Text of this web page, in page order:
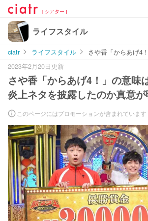
[ シアター ]
ライフスタイル
ciatr ライフスタイル
さや香「からあげ4
2023年2月20日更新
さや香「からあげ4！」の意味
炎上ネタを披露したのか真意
このページにはプロモーションが含まれています